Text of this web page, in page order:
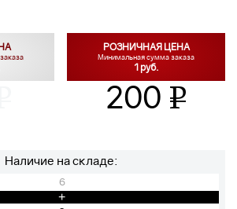
РОЗНИЧНАЯ ЦЕНА
Минимальная сумма заказа
1 руб.
200 v
Наличие на складе:
6
+